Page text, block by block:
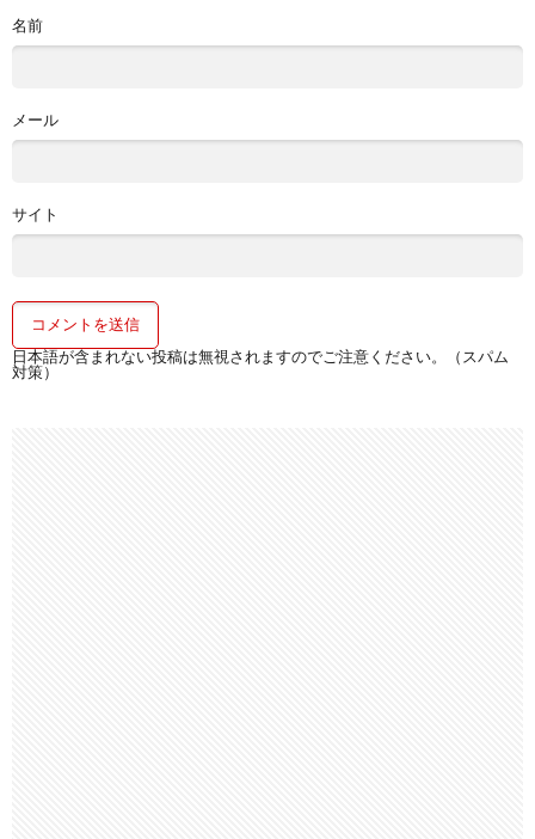
名前
メール
サイト
日本語が含まれない投稿は無視されますのでご注意ください。（スパム
対策）